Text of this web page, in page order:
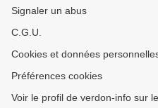
Signaler un abus
C.G.U.
Cookies et données
Préférences cookies
Voir le profil de verdon-info sur